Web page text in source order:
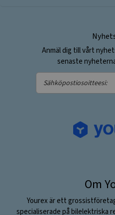
Anmäl dig till vårt
senaste
Sähköpostiosoitteesi:
Om
Yourex är ett
specialiserade på bilelektriska